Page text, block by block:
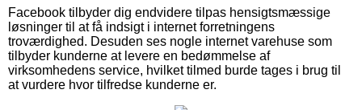
Facebook tilbyder dig endvidere tilpas hensigtsmæssige
løsninger til at få indsigt i internet forretningens
troværdighed. Desuden ses nogle internet varehuse som
tilbyder kunderne at levere en bedømmelse af
virksomhedens service, hvilket tilmed burde tages i brug til
at vurdere hvor tilfredse kunderne er.